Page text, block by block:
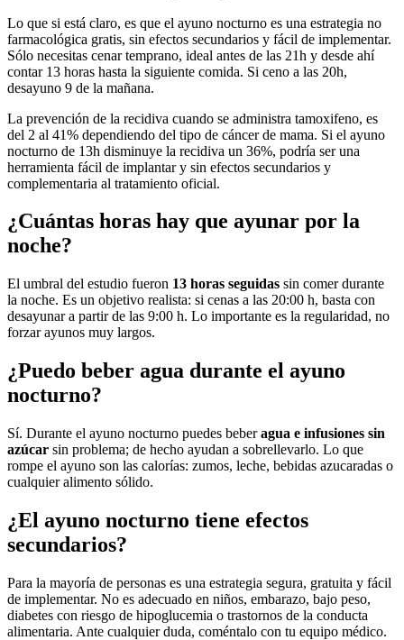
Lo que si está claro, es que el ayuno nocturno es una estrategia no
farmacológica gratis, sin efectos secundarios y fácil de implementar.
Sólo necesitas cenar temprano, ideal antes de las 21h y desde ahí
contar 13 horas hasta la siguiente comida. Si ceno a las 20h,
desayuno 9 de la mañana.
La prevención de la recidiva cuando se administra tamoxifeno, es
del 2 al 41% dependiendo del tipo de cáncer de mama. Si el ayuno
nocturno de 13h disminuye la recidiva un 36%, podría ser una
herramienta fácil de implantar y sin efectos secundarios y
complementaria al tratamiento oficial.
¿Cuántas horas hay que ayunar por la
noche?
El umbral del estudio fueron 13 horas seguidas sin comer durante
la noche. Es un objetivo realista: si cenas a las 20:00 h, basta con
desayunar a partir de las 9:00 h. Lo importante es la regularidad, no
forzar ayunos muy largos.
¿Puedo beber agua durante el ayuno
nocturno?
Sí. Durante el ayuno nocturno puedes beberagua e infusiones sin
azúcar sin problema; de hecho ayudan a sobrellevarlo. Lo que
rompe el ayuno son las calorías: zumos, leche, bebidas azucaradas o
cualquier alimento sólido.
¿El ayuno nocturno tiene efectos
secundarios?
Para la mayoría de personas es una estrategia segura, gratuita y fácil
de implementar. No es adecuado en niños, embarazo, bajo peso,
diabetes con riesgo de hipoglucemia o trastornos de la conducta
alimentaria. Ante cualquier duda, coméntalo con tu equipo médico.